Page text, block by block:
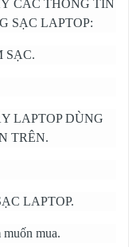
CÁC THÔNG TIN
SẠC LAPTOP:
SẠC.
LAPTOP DÙNG
TRÊN.
LAPTOP.
muốn mua.